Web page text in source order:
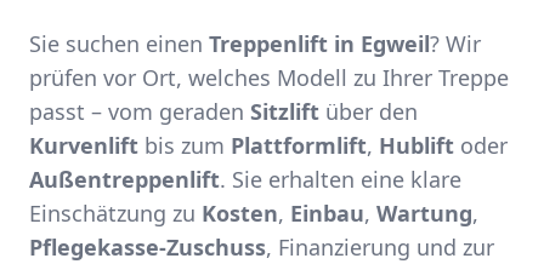
Sie suchen einen Treppenlift in Egweil? Wir
prüfen vor Ort, welches Modell zu Ihrer Treppe
passt – vom geraden Sitzlift über den
Kurvenlift bis zum Plattformlift, Hublift oder
Außentreppenlift. Sie erhalten eine klare
Einschätzung zu Kosten, Einbau, Wartung,
Pflegekasse-Zuschuss, Finanzierung und zur